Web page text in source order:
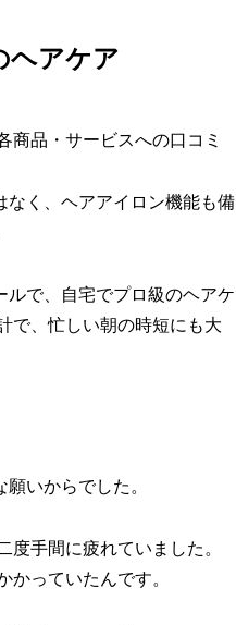
ヘアケア
品・サービスへの口コミ
なく、ヘアアイロン機能も備
ルで、自宅でプロ級のヘアケ
で、忙しい朝の時短にも大
いからでした。
手間に疲れていました。
っていたんです。